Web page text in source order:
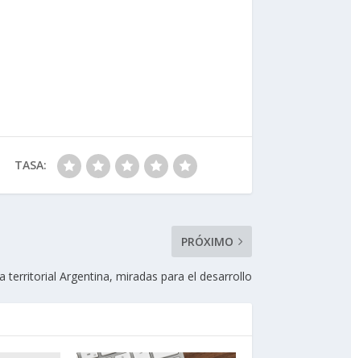
TASA:
PRÓXIMO
territorial Argentina, miradas para el desarrollo